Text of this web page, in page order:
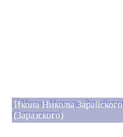
Икона Николы Зарайского
(Заразского)